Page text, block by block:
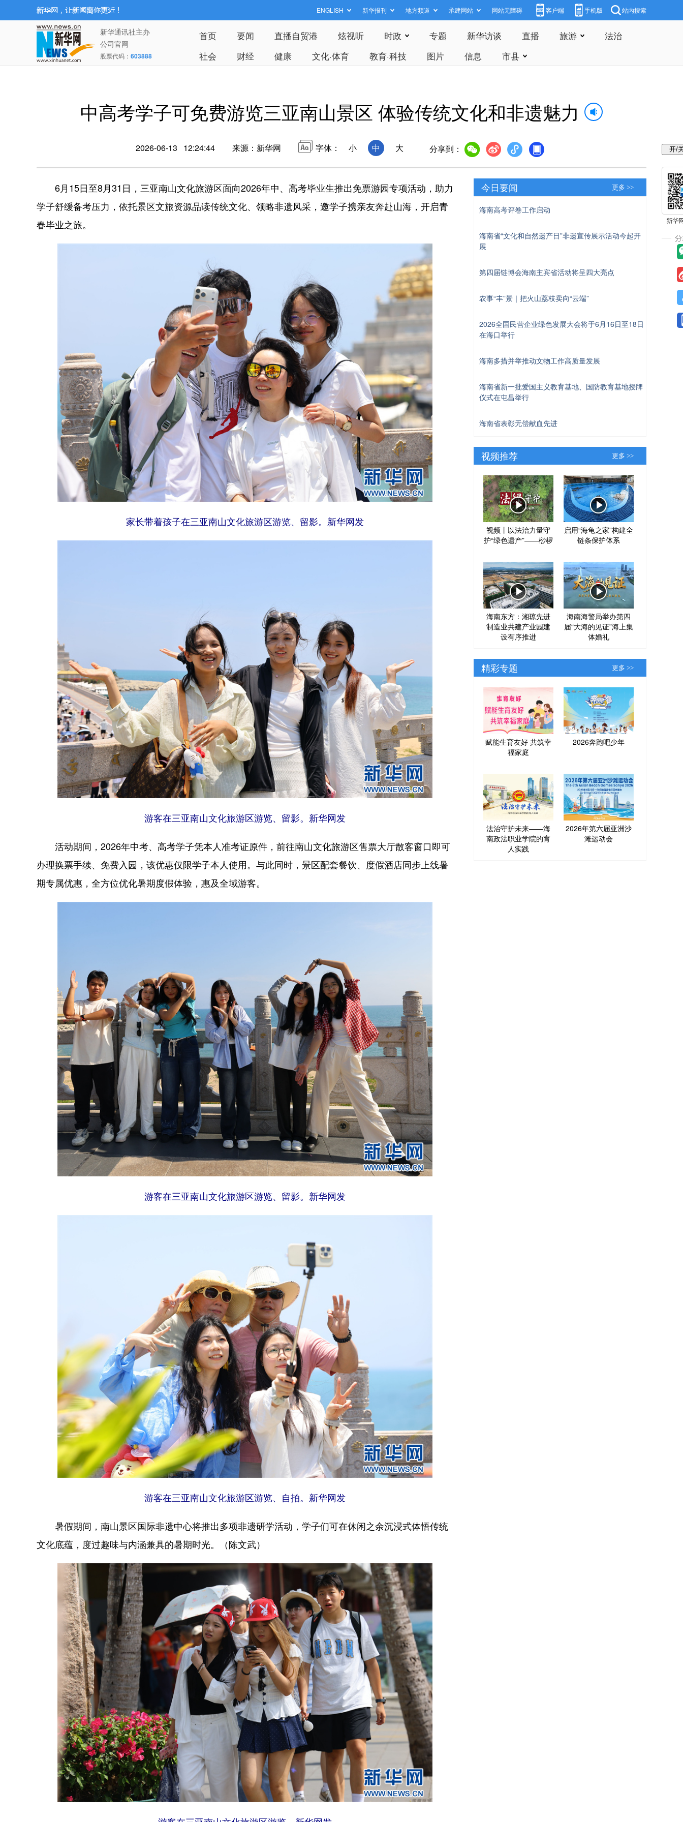
ENGLISH 新华报刊 地方频道 承建网站 网站无障碍 客户端 手机版 站内搜索
新华通讯社主办
公司官网
股票代码： 603888
首页 要闻 直播自贸港 炫视听 时政 专题 新华访谈 直播 旅游
法治
社会
财经 健康 文化·体育 教育·科技 图片 信息 市县
中高考学子可免费游览三亚南山景区 体验传统文化和非遗魅力
2026-06-13 12:24:44 来源：新华网 字体： 小 中 大 分享到：
6月15日至8月31日，三亚南山文化旅游区面向2026年中、高考毕业生推出免票游园专项活动，助力
学子舒缓备考压力，依托景区文旅资源品读传统文化、领略非遗风采，邀学子携亲友奔赴山海，开启青
春毕业之旅。
家长带着孩子在三亚南山文化旅游区游览、留影。新华网发
游客在三亚南山文化旅游区游览、留影。新华网发
活动期间，2026年中考、高考学子凭本人准考证原件，前往南山文化旅游区售票大厅散客窗口即可
办理换票手续、免费入园，该优惠仅限学子本人使用。与此同时，景区配套餐饮、度假酒店同步上线暑
期专属优惠，全方位优化暑期度假体验，惠及全域游客。
游客在三亚南山文化旅游区游览、留影。新华网发
游客在三亚南山文化旅游区游览、自拍。新华网发
暑假期间，南山景区国际非遗中心将推出多项非遗研学活动，学子们可在休闲之余沉浸式体悟传统
文化底蕴，度过趣味与内涵兼具的暑期时光。（陈文武）
今日要闻 更多 >>
海南高考评卷工作启动
海南省“文化和自然遗产日”非遗宣传展示活动今起开
展
第四届链博会海南主宾省活动将呈四大亮点
农事“丰”景｜把火山荔枝卖向“云端”
2026全国民营企业绿色发展大会将于6月16日至18日
在海口举行
海南多措并举推动文物工作高质量发展
海南省新一批爱国主义教育基地、国防教育基地授牌
仪式在屯昌举行
海南省表彰无偿献血先进
视频推荐 更多 >>
视频丨以法治力量守
护“绿色遗产”——桫椤
启用“海龟之家”构建全
链条保护体系
海南东方：湘琼先进
制造业共建产业园建
设有序推进
海南海警局举办第四
届“大海的见证”海上集
体婚礼
精彩专题 更多 >>
赋能生育友好 共筑幸
福家庭
2026奔跑吧少年
法治守护未来——海
南政法职业学院的育
人实践
2026年第六届亚洲沙
滩运动会